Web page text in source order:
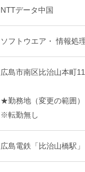
NTTデータ中国
ソフトウエア・ 情報処
広島市南区比治山本町
★勤務地（変更の範囲）
※転勤無し
広島電鉄「比治山橋駅